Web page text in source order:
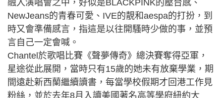
融入演唱會之中，好似是BLACKPINK的壓台感、
NewJeans的青春可愛、IVE的靚和aespa的打扮，到
時又會準備感言，指這是以往開騷時少做的事，並預
言自己一定會喊。
Chantel於歌唱比賽《聲夢傳奇》總決賽奪得亞軍，
星途從此展開，當時只有15歲的她未有放棄學業，期
間遠赴新西蘭繼續讀書，每當學校假期才回港工作見
粉絲，並於去年8月入讀美國著名高等學府紐約大